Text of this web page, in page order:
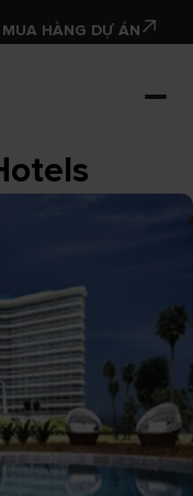
MUA HÀNG DỰ ÁN